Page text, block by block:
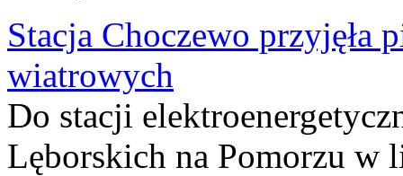
Stacja Choczewo przyjęła
wiatrowych
Do stacji
Lęborskich na Pomorzu w